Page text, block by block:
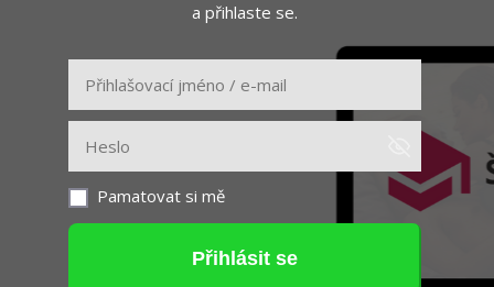
a přihlaste se.
Pamatovat si mě
Přihlásit se